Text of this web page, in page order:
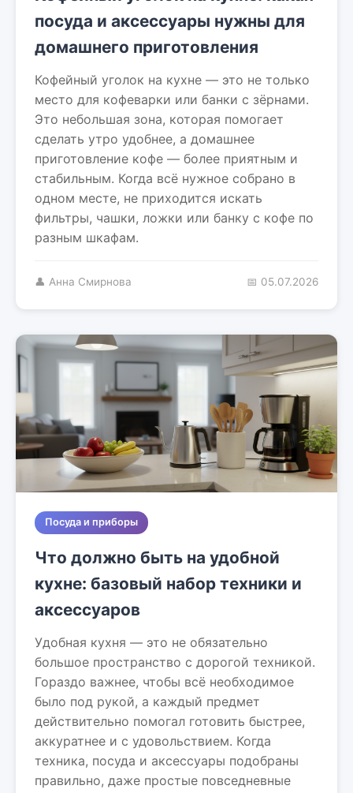
посуда и аксессуары нужны для
домашнего приготовления
Кофейный уголок на кухне — это не только
место для кофеварки или банки с зёрнами.
Это небольшая зона, которая помогает
сделать утро удобнее, а домашнее
приготовление кофе — более приятным и
стабильным. Когда всё нужное собрано в
одном месте, не приходится искать
фильтры, чашки, ложки или банку с кофе по
разным шкафам.
👤 Анна Смирнова 📅 05.07.2026
Посуда и приборы
Что должно быть на удобной
кухне: базовый набор техники и
аксессуаров
Удобная кухня — это не обязательно
большое пространство с дорогой техникой.
Гораздо важнее, чтобы всё необходимое
было под рукой, а каждый предмет
действительно помогал готовить быстрее,
аккуратнее и с удовольствием. Когда
техника, посуда и аксессуары подобраны
правильно, даже простые повседневные